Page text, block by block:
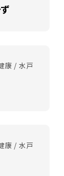
康 / 水戸
康 / 水戸